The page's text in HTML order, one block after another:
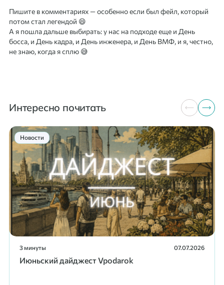
Пишите в комментариях — особенно если был фейл, который
потом стал легендой 😄
А я пошла дальше выбирать: у нас на подходе еще и День
босса, и День кадра, и День инженера, и День ВМФ, и я, честно,
не знаю, когда я сплю 😅
Интересно почитать
3 минуты 07.07.2026
Июньский дайджест Vpodarok
Новости